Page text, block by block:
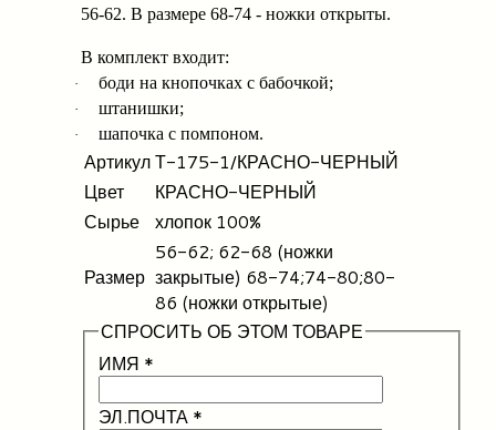
56-62. В размере 68-74 - ножки открыты.
В комплект входит:
· боди на кнопочках с бабочкой;
· штанишки;
· шапочка с помпоном.
АртикулТ-175-1/КРАСНО-ЧЕРНЫЙ
Цвет
КРАСНО-ЧЕРНЫЙ
Сырье
хлопок 100%
Размер
56-62; 62-68 (ножки
закрытые) 68-74;74-80;80-
86 (ножки открытые)
СПРОСИТЬ ОБ ЭТОМ ТОВАРЕ
ИМЯ *
ЭЛ.ПОЧТА*